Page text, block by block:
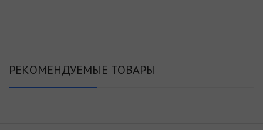
РЕКОМЕНДУЕМЫЕ ТОВАРЫ